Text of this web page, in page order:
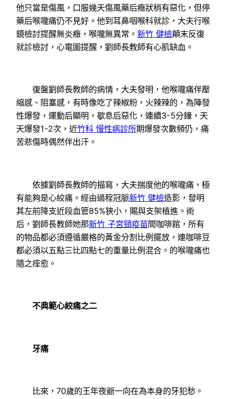
他只當是傷風，口服幾天傷風藥后癥狀稍有惡化，但停
藥后喉嚨痛仍不見好。他到耳鼻咽喉科就診，大夫行喉
鏡檢討提醒無炎癥，喉嚨無異常。 新竹 健檢顛末反復
就診檢討，心電圖提醒，劉師長教師有心肌缺血。
復盤劉師長教師的病情，大夫發明，他喉嚨痛伴壓
縮感、阻塞感，有時像吃了辣椒粉，火辣辣的，為陣發
性爆發，運動后顯明，歇息后惡化，連續3-5分鐘，天
天爆發1-2次，近竹科 慢性病診所期爆發次數頻仍，痛
苦悲傷時偶然伴出汗。
依據劉師長教師的描寫，大夫揣度他的喉嚨痛，極
有能夠是心絞痛。經由過程冠脈新竹 健檢造影，發明
其左前降支近段血管85%狹小，賜與支架植進。術
后，劉師長教師她那新竹 子宮頸疫苗間咖啡館，所有
的物品都必須遵循嚴格的黃金分割比例擺放，連咖啡豆
都必須以五點三比四點七的重量比例混合。的喉嚨痛也
隨之痊愈。
不典範心絞痛之二
牙痛
比來，70歲的王年夜爺一向在為本身的牙犯愁。